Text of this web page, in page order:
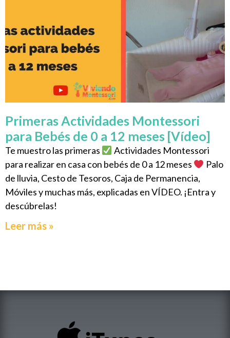
Primeras Actividades Montessori
para Bebés de 0 a 12 meses [Vídeo]
Te muestro las primeras
Actividades Montessori
para realizar en casa con bebés de 0 a 12 meses
Palo
de lluvia, Cesto de Tesoros, Caja de Permanencia,
Móviles y muchas más, explicadas en VÍDEO. ¡Entra y
descúbrelas!
Leer más »